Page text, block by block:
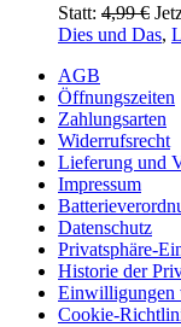
Die
Optionen
der
gewählt
werden
Statt: 4,99€
Dies und Das,
AGB
Öffnungszeiten
Zahlungsarten
Widerrufsrecht
Lieferung und
Impressum
Datenschutz
Privatsphäre-
Historie der
Einwilligungen
Cookie-